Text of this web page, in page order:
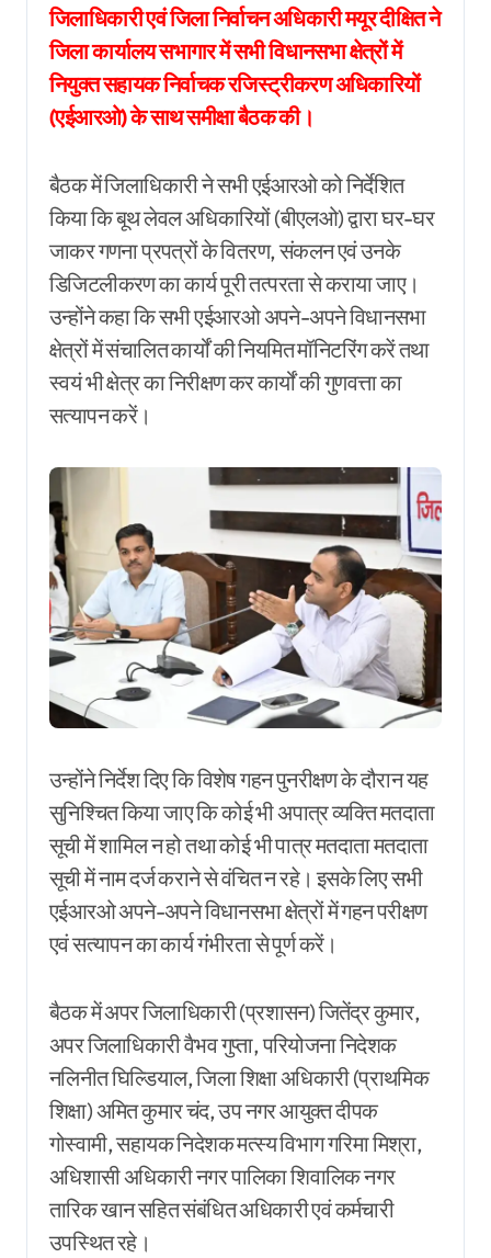
जिलाधिकारी एवं जिला निर्वाचन अधिकारी मयूर दीक्षित ने
जिला कार्यालय सभागार में सभी विधानसभा क्षेत्रों में
नियुक्त सहायक निर्वाचक रजिस्ट्रीकरण अधिकारियों
(एईआरओ) के साथ समीक्षा बैठक की।
बैठक में जिलाधिकारी ने सभी एईआरओ को निर्देशित
किया कि बूथ लेवल अधिकारियों (बीएलओ) द्वारा घर-घर
जाकर गणना प्रपत्रों के वितरण, संकलन एवं उनके
डिजिटलीकरण का कार्य पूरी तत्परता से कराया जाए।
उन्होंने कहा कि सभी एईआरओ अपने-अपने विधानसभा
क्षेत्रों में संचालित कार्यों की नियमित मॉनिटरिंग करें तथा
स्वयं भी क्षेत्र का निरीक्षण कर कार्यों की गुणवत्ता का
सत्यापन करें।
उन्होंने निर्देश दिए कि विशेष गहन पुनरीक्षण के दौरान यह
सुनिश्चित किया जाए कि कोई भी अपात्र व्यक्ति मतदाता
सूची में शामिल न हो तथा कोई भी पात्र मतदाता मतदाता
सूची में नाम दर्ज कराने से वंचित न रहे। इसके लिए सभी
एईआरओ अपने-अपने विधानसभा क्षेत्रों में गहन परीक्षण
एवं सत्यापन का कार्य गंभीरता से पूर्ण करें।
बैठक में अपर जिलाधिकारी (प्रशासन) जितेंद्र कुमार,
अपर जिलाधिकारी वैभव गुप्ता, परियोजना निदेशक
नलिनीत घिल्डियाल, जिला शिक्षा अधिकारी (प्राथमिक
शिक्षा) अमित कुमार चंद, उप नगर आयुक्त दीपक
गोस्वामी, सहायक निदेशक मत्स्य विभाग गरिमा मिश्रा,
अधिशासी अधिकारी नगर पालिका शिवालिक नगर
तारिक खान सहित संबंधित अधिकारी एवं कर्मचारी
उपस्थित रहे।